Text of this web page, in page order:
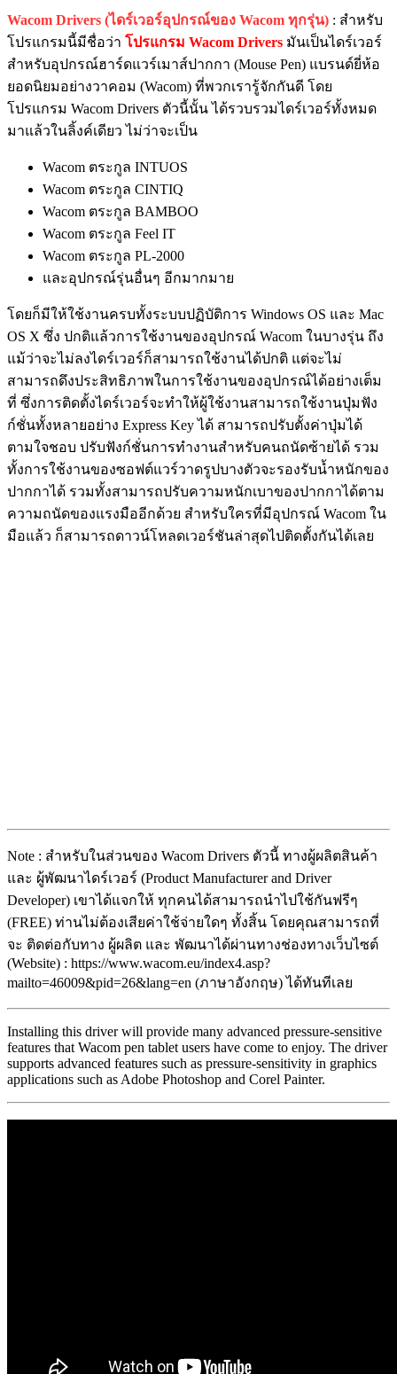
Wacom Drivers (ไดร์เวอร์อุปกรณ์ของ Wacom ทุกรุ่น) : สำหรับ
โปรแกรมนี้มีชื่อว่า โปรแกรม Wacom Drivers มันเป็นไดร์เวอร์
สำหรับอุปกรณ์ฮาร์ดแวร์เมาส์ปากกา (Mouse Pen) แบรนด์ยี่ห้อ
ยอดนิยมอย่างวาคอม (Wacom) ที่พวกเรารู้จักกันดี โดย
โปรแกรม Wacom Drivers ตัวนี้นั้น ได้รวบรวมไดร์เวอร์ทั้งหมด
มาแล้วในลิ้งค์เดียว ไม่ว่าจะเป็น
Wacom ตระกูล INTUOS
Wacom ตระกูล CINTIQ
Wacom ตระกูล BAMBOO
Wacom ตระกูล Feel IT
Wacom ตระกูล PL-2000
และอุปกรณ์รุ่นอื่นๆ อีกมากมาย
โดยก็มีให้ใช้งานครบทั้งระบบปฏิบัติการ Windows OS และ Mac
OS X ซึ่ง ปกติแล้วการใช้งานของอุปกรณ์ Wacom ในบางรุ่น ถึง
แม้ว่าจะไม่ลงไดร์เวอร์ก็สามารถใช้งานได้ปกติ แต่จะไม่
สามารถดึงประสิทธิภาพในการใช้งานของอุปกรณ์ได้อย่างเต็ม
ที่ ซึ่งการติดตั้งไดร์เวอร์จะทำให้ผู้ใช้งานสามารถใช้งานปุ่มฟัง
ก์ชั่นทั้งหลายอย่าง Express Key ได้ สามารถปรับตั้งค่าปุ่มได้
ตามใจชอบ ปรับฟังก์ชั่นการทำงานสำหรับคนถนัดซ้ายได้ รวม
ทั้งการใช้งานของซอฟต์แวร์วาดรูปบางตัวจะรองรับน้ำหนักของ
ปากกาได้ รวมทั้งสามารถปรับความหนักเบาของปากกาได้ตาม
ความถนัดของแรงมืออีกด้วย สำหรับใครที่มีอุปกรณ์ Wacom ใน
มือแล้ว ก็สามารถดาวน์โหลดเวอร์ชันล่าสุดไปติดตั้งกันได้เลย
Note : สำหรับในส่วนของ Wacom Drivers ตัวนี้ ทางผู้ผลิตสินค้า
และ ผู้พัฒนาไดร์เวอร์ (Product Manufacturer and Driver
Developer) เขาได้แจกให้ ทุกคนได้สามารถนำไปใช้กันฟรีๆ
(FREE) ท่านไม่ต้องเสียค่าใช้จ่ายใดๆ ทั้งสิ้น โดยคุณสามารถที่
จะ ติดต่อกับทาง ผู้ผลิต และ พัฒนาได้ผ่านทางช่องทางเว็บไซต์
(Website) : https://www.wacom.eu/index4.asp?
mailto=46009&pid=26&lang=en (ภาษาอังกฤษ) ได้ทันทีเลย
Installing this driver will provide many advanced pressure-sensitive
features that Wacom pen tablet users have come to enjoy. The driver
supports advanced features such as pressure-sensitivity in graphics
applications such as Adobe Photoshop and Corel Painter.